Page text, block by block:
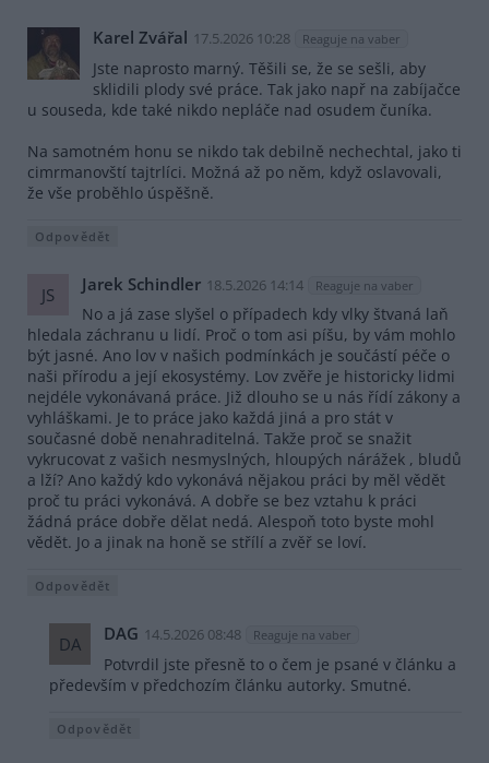
Karel Zvářal 17.5.2026 10:28 Reaguje na vaber
Jste naprosto marný. Těšili se, že se sešli, aby
sklidili plody své práce. Tak jako např na zabíjačce
u souseda, kde také nikdo nepláče nad osudem čuníka.
Na samotném honu se nikdo tak debilně nechechtal, jako ti
cimrmanovští tajtrlíci. Možná až po něm, když oslavovali,
že vše proběhlo úspěšně.
Odpovědět
JS Jarek Schindler 18.5.2026 14:14 Reaguje na vaber
No a já zase slyšel o případech kdy vlky štvaná laň
hledala záchranu u lidí. Proč o tom asi píšu, by vám mohlo
být jasné. Ano lov v našich podmínkách je součástí péče o
naši přírodu a její ekosystémy. Lov zvěře je historicky lidmi
nejdéle vykonávaná práce. Již dlouho se u nás řídí zákony a
vyhláškami. Je to práce jako každá jiná a pro stát v
současné době nenahraditelná. Takže proč se snažit
vykrucovat z vašich nesmyslných, hloupých nárážek , bludů
a lží? Ano každý kdo vykonává nějakou práci by měl vědět
proč tu práci vykonává. A dobře se bez vztahu k práci
žádná práce dobře dělat nedá. Alespoň toto byste mohl
vědět. Jo a jinak na honě se střílí a zvěř se loví.
Odpovědět
DA DAG 14.5.2026 08:48 Reaguje na vaber
Potvrdil jste přesně to o čem je psané v článku a
především v předchozím článku autorky. Smutné.
Odpovědět